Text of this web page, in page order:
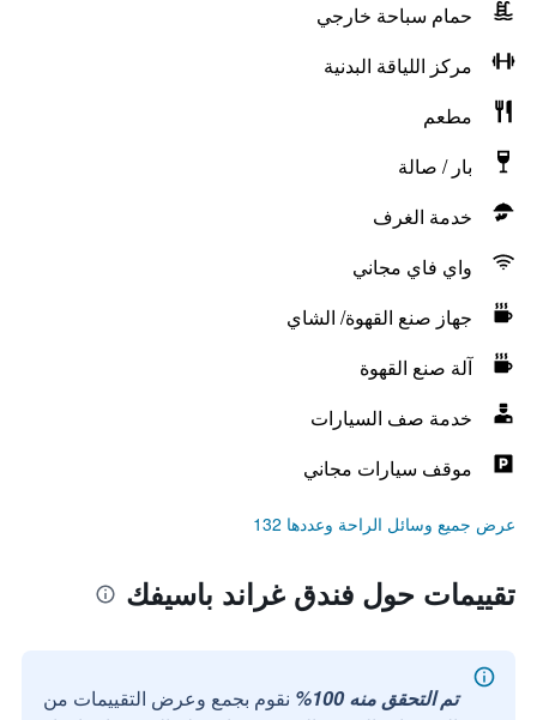
حمام سباحة خارجي
مركز اللياقة البدنية
مطعم
بار / صالة
خدمة الغرف
واي فاي مجاني
جهاز صنع القهوة/ الشاي
آلة صنع القهوة
خدمة صف السيارات
موقف سيارات مجاني
عرض جميع وسائل الراحة وعددها 132
تقييمات حول فندق غراند باسيفك
تم التحقق منه 100%
نقوم بجمع وعرض التقييمات من